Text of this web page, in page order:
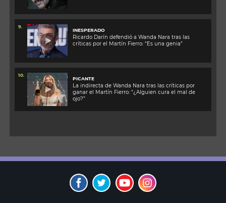
9.
INESPERADO
Ricardo Darín defendió a Wanda Nara tras las
críticas por el Martín Fierro: “Es una genia”
10.
PICANTE
La indirecta de Wanda Nara tras las críticas por
ganar el Martín Fierro: “¿Alguien cura el mal de
ojo?”